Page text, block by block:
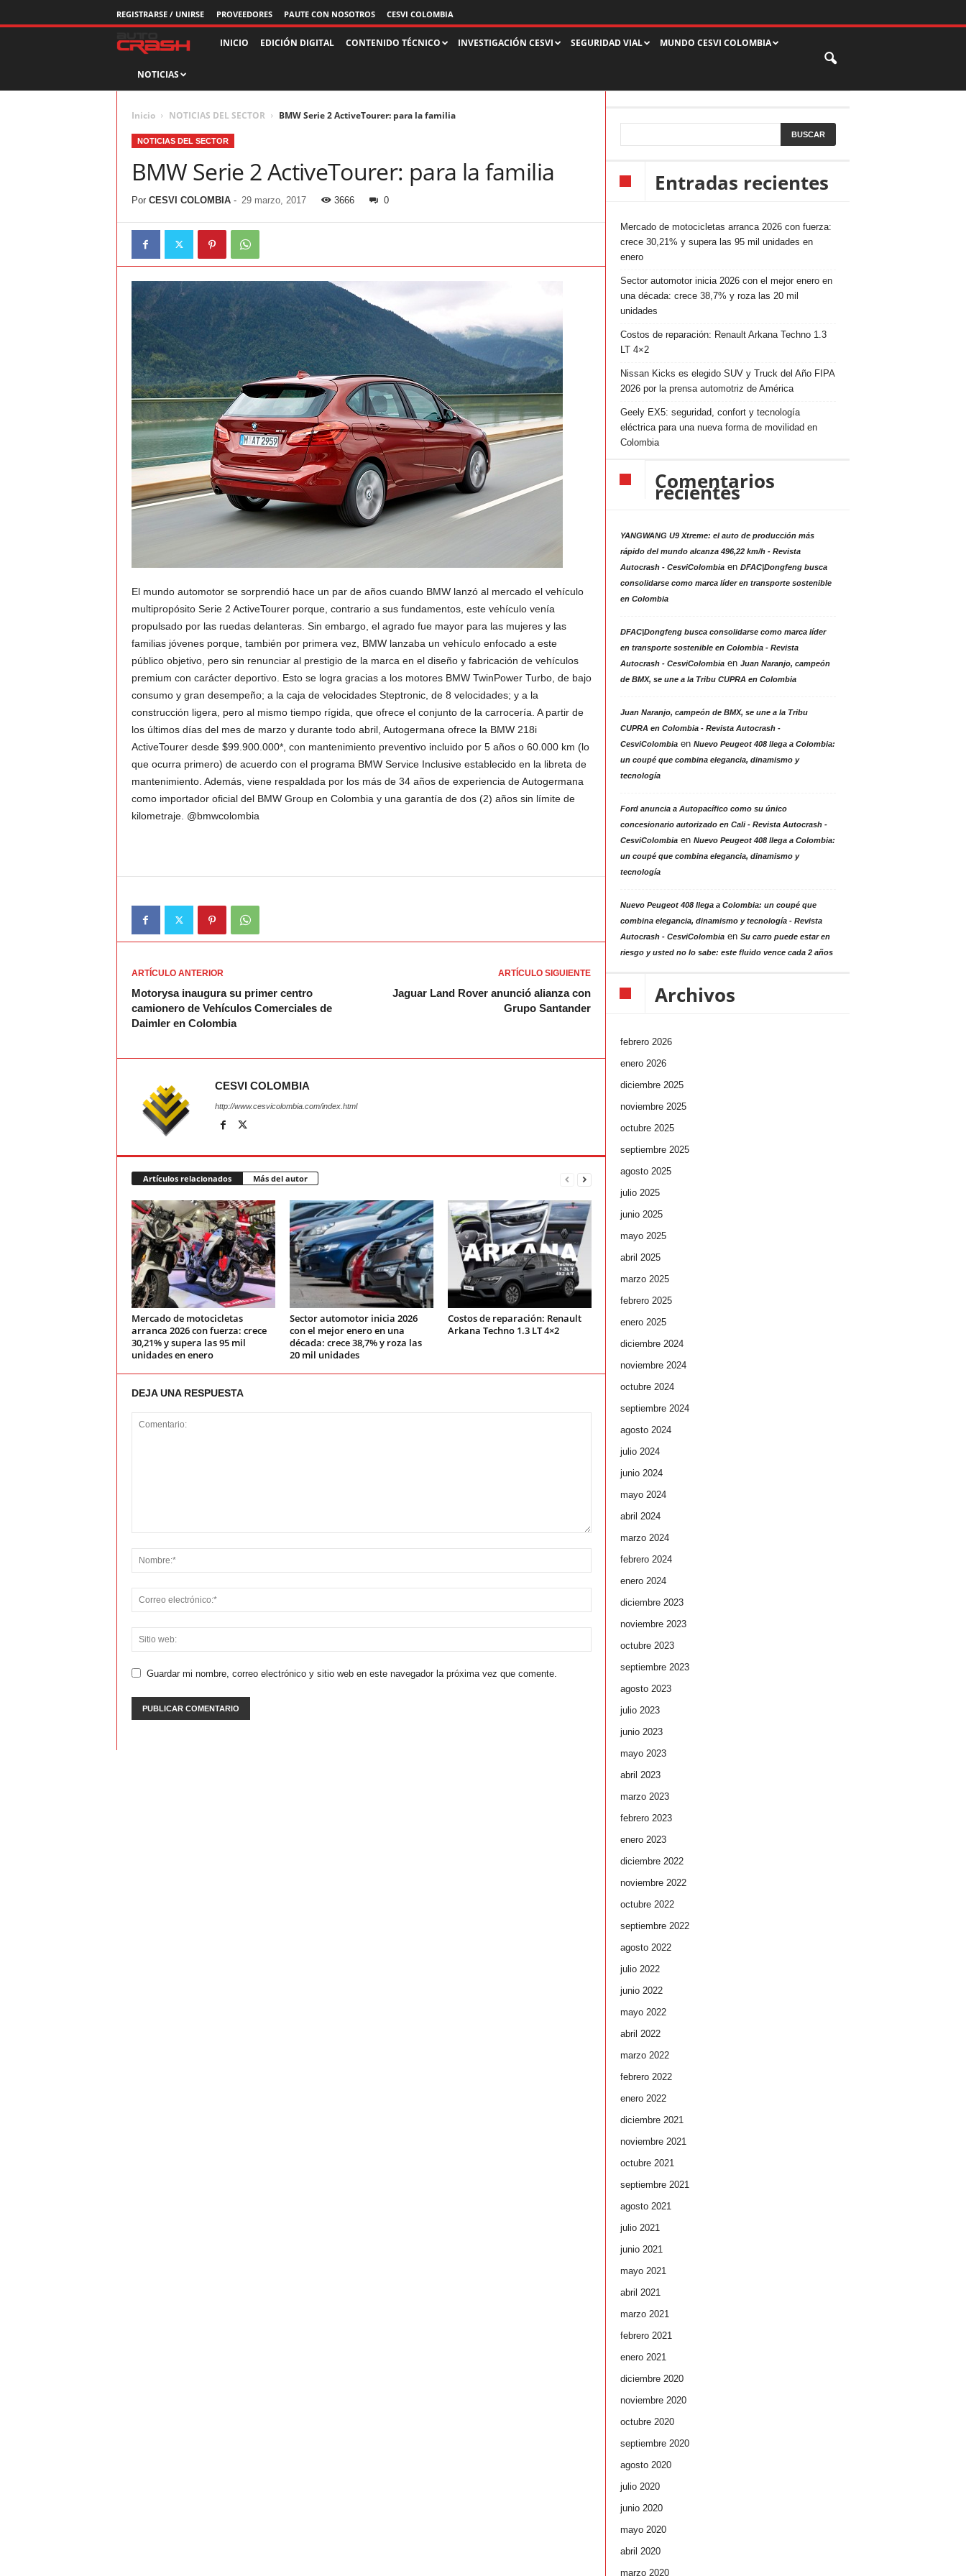
REGISTRARSE / UNIRSE PROVEEDORES PAUTE CON NOSOTROS CESVI COLOMBIA
i
s
t
a
A
t
o
c
r
a
s
e
s
v
o
l
INICIO EDICIÓN DIGITAL CONTENIDO TÉCNICO INVESTIGACIÓN CESVI SEGURIDAD VIAL MUNDO CESVI COLOMBIA
NOTICIAS
Inicio NOTICIAS DEL SECTOR BMW Serie 2 ActiveTourer: para la familia
NOTICIAS DEL SECTOR
BMW Serie 2 ActiveTourer: para la familia
Por CESVI COLOMBIA- 29 marzo, 2017 3666 0
El mundo automotor se sorprendió hace un par de años cuando BMW lanzó al mercado el vehículo
multipropósito Serie 2 ActiveTourer porque, contrario a sus fundamentos, este vehículo venía
propulsado por las ruedas delanteras. Sin embargo, el agrado fue mayor para las mujeres y las
familias jóvenes porque, también por primera vez, BMW lanzaba un vehículo enfocado a este
público objetivo, pero sin renunciar al prestigio de la marca en el diseño y fabricación de vehículos
premium con carácter deportivo. Esto se logra gracias a los motores BMW TwinPower Turbo, de bajo
consumo y gran desempeño; a la caja de velocidades Steptronic, de 8 velocidades; y a la
construcción ligera, pero al mismo tiempo rígida, que ofrece el conjunto de la carrocería. A partir de
los últimos días del mes de marzo y durante todo abril, Autogermana ofrece la BMW 218i
ActiveTourer desde $99.900.000*, con mantenimiento preventivo incluido por 5 años o 60.000 km (lo
que ocurra primero) de acuerdo con el programa BMW Service Inclusive establecido en la libreta de
mantenimiento. Además, viene respaldada por los más de 34 años de experiencia de Autogermana
como importador oficial del BMW Group en Colombia y una garantía de dos (2) años sin límite de
kilometraje. @bmwcolombia
ARTÍCULO ANTERIOR
Motorysa inaugura su primer centro
camionero de Vehículos Comerciales de
Daimler en Colombia
ARTÍCULO SIGUIENTE
Jaguar Land Rover anunció alianza con
Grupo Santander
CESVI COLOMBIA
http://www.cesvicolombia.com/index.html
Artículos relacionados Más del autor
Mercado de motocicletas
arranca 2026 con fuerza: crece
30,21% y supera las 95 mil
unidades en enero
Sector automotor inicia 2026
con el mejor enero en una
década: crece 38,7% y roza las
20 mil unidades
Costos de reparación: Renault
Arkana Techno 1.3 LT 4×2
DEJA UNA RESPUESTA
Guardar mi nombre, correo electrónico y sitio web en este navegador la próxima vez que comente.
Entradas recientes
Mercado de motocicletas arranca 2026 con fuerza:
crece 30,21% y supera las 95 mil unidades en
enero
Sector automotor inicia 2026 con el mejor enero en
una década: crece 38,7% y roza las 20 mil
unidades
Costos de reparación: Renault Arkana Techno 1.3
LT 4×2
Nissan Kicks es elegido SUV y Truck del Año FIPA
2026 por la prensa automotriz de América
Geely EX5: seguridad, confort y tecnología
eléctrica para una nueva forma de movilidad en
Colombia
Comentarios
recientes
YANGWANG U9 Xtreme: el auto de producción más
rápido del mundo alcanza 496,22 km/h - Revista
Autocrash - CesviColombiaen DFAC|Dongfeng busca
consolidarse como marca líder en transporte sostenible
en Colombia
DFAC|Dongfeng busca consolidarse como marca líder
en transporte sostenible en Colombia - Revista
Autocrash - CesviColombiaen Juan Naranjo, campeón
de BMX, se une a la Tribu CUPRA en Colombia
Juan Naranjo, campeón de BMX, se une a la Tribu
CUPRA en Colombia - Revista Autocrash -
CesviColombiaen Nuevo Peugeot 408 llega a Colombia:
un coupé que combina elegancia, dinamismo y
tecnología
Ford anuncia a Autopacífico como su único
concesionario autorizado en Cali - Revista Autocrash -
CesviColombiaen Nuevo Peugeot 408 llega a Colombia:
un coupé que combina elegancia, dinamismo y
tecnología
Nuevo Peugeot 408 llega a Colombia: un coupé que
combina elegancia, dinamismo y tecnología - Revista
Autocrash - CesviColombiaen Su carro puede estar en
riesgo y usted no lo sabe: este fluido vence cada 2 años
Archivos
febrero 2026
enero 2026
diciembre 2025
noviembre 2025
octubre 2025
septiembre 2025
agosto 2025
julio 2025
junio 2025
mayo 2025
abril 2025
marzo 2025
febrero 2025
enero 2025
diciembre 2024
noviembre 2024
octubre 2024
septiembre 2024
agosto 2024
julio 2024
junio 2024
mayo 2024
abril 2024
marzo 2024
febrero 2024
enero 2024
diciembre 2023
noviembre 2023
octubre 2023
septiembre 2023
agosto 2023
julio 2023
junio 2023
mayo 2023
abril 2023
marzo 2023
febrero 2023
enero 2023
diciembre 2022
noviembre 2022
octubre 2022
septiembre 2022
agosto 2022
julio 2022
junio 2022
mayo 2022
abril 2022
marzo 2022
febrero 2022
enero 2022
diciembre 2021
noviembre 2021
octubre 2021
septiembre 2021
agosto 2021
julio 2021
junio 2021
mayo 2021
abril 2021
marzo 2021
febrero 2021
enero 2021
diciembre 2020
noviembre 2020
octubre 2020
septiembre 2020
agosto 2020
julio 2020
junio 2020
mayo 2020
abril 2020
marzo 2020